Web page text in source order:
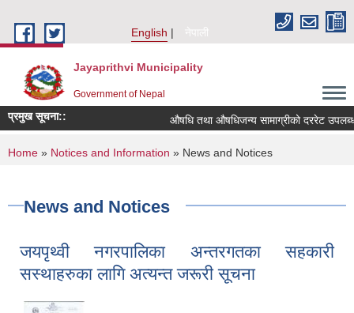
English
नेपाली
Jayaprithvi Municipality
Government of Nepal
प्रमुख सूचना:: औषधि तथा औषधिजन्य सामाग्रीको दररेट उपलब्ध
You are here
Home » Notices and Information » News and Notices
News and Notices
जयपृथ्वी नगरपालिका अन्तरगतका सहकारी
सस्थाहरुका लागि अत्यन्त जरूरी सूचना